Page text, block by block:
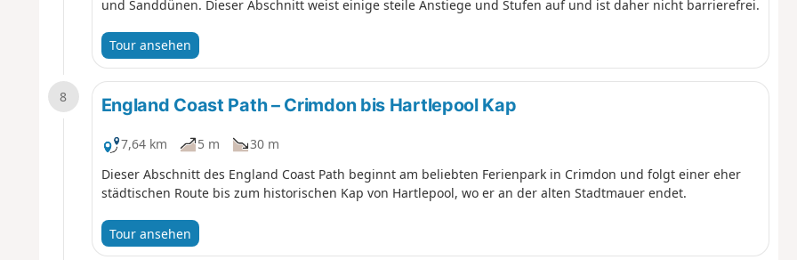
und Sanddünen. Dieser Abschnitt weist einige steile Anstiege und Stufen auf und ist daher nicht barrierefrei.
Tour ansehen
8 England Coast Path – Crimdon bis Hartlepool Kap
7,64 km 5 m
30 m
Dieser Abschnitt des England Coast Path beginnt am beliebten Ferienpark in Crimdon und folgt einer eher
städtischen Route bis zum historischen Kap von Hartlepool, wo er an der alten Stadtmauer endet.
Tour ansehen